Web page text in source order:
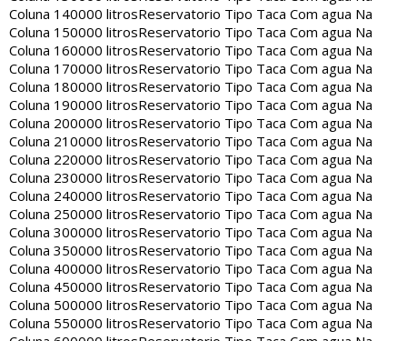
Coluna 140000 litrosReservatorio Tipo Taca Com agua Na
Coluna 150000 litrosReservatorio Tipo Taca Com agua Na
Coluna 160000 litrosReservatorio Tipo Taca Com agua Na
Coluna 170000 litrosReservatorio Tipo Taca Com agua Na
Coluna 180000 litrosReservatorio Tipo Taca Com agua Na
Coluna 190000 litrosReservatorio Tipo Taca Com agua Na
Coluna 200000 litrosReservatorio Tipo Taca Com agua Na
Coluna 210000 litrosReservatorio Tipo Taca Com agua Na
Coluna 220000 litrosReservatorio Tipo Taca Com agua Na
Coluna 230000 litrosReservatorio Tipo Taca Com agua Na
Coluna 240000 litrosReservatorio Tipo Taca Com agua Na
Coluna 250000 litrosReservatorio Tipo Taca Com agua Na
Coluna 300000 litrosReservatorio Tipo Taca Com agua Na
Coluna 350000 litrosReservatorio Tipo Taca Com agua Na
Coluna 400000 litrosReservatorio Tipo Taca Com agua Na
Coluna 450000 litrosReservatorio Tipo Taca Com agua Na
Coluna 500000 litrosReservatorio Tipo Taca Com agua Na
Coluna 550000 litrosReservatorio Tipo Taca Com agua Na